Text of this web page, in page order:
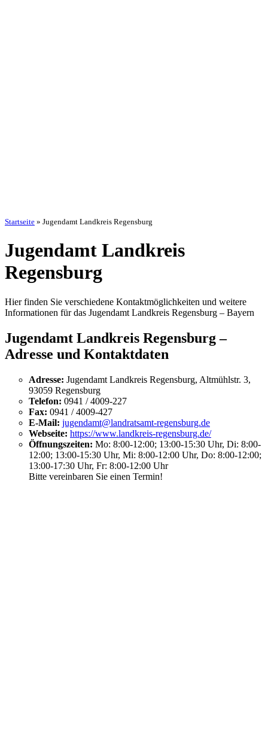
Startseite » Jugendamt Landkreis Regensburg
Jugendamt Landkreis
Regensburg
Hier finden Sie verschiedene Kontaktmöglichkeiten und weitere
Informationen für das Jugendamt Landkreis Regensburg – Bayern
Jugendamt Landkreis Regensburg –
Adresse und Kontaktdaten
Adresse: Jugendamt Landkreis Regensburg, Altmühlstr. 3,
93059 Regensburg
Telefon: 0941 / 4009-227
Fax: 0941 / 4009-427
E-Mail: jugendamt@landratsamt-regensburg.de
Webseite: https://www.landkreis-regensburg.de/
Öffnungszeiten: Mo: 8:00-12:00; 13:00-15:30 Uhr, Di: 8:00-
12:00; 13:00-15:30 Uhr, Mi: 8:00-12:00 Uhr, Do: 8:00-12:00;
13:00-17:30 Uhr, Fr: 8:00-12:00 Uhr
Bitte vereinbaren Sie einen Termin!